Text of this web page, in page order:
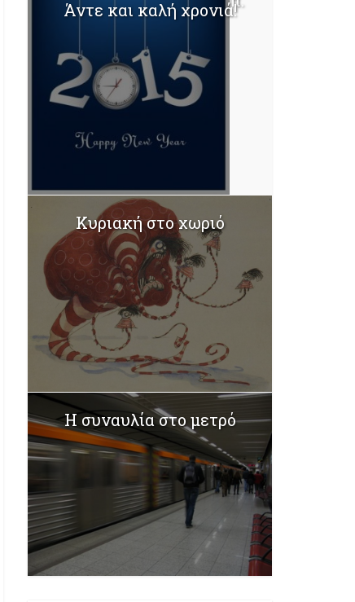
Άντε και καλή χρονιά!
Κυριακή στο χωριό
Η συναυλία στο μετρό